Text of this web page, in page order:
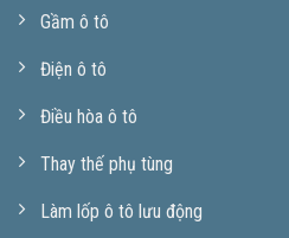
Gầm ô tô
Điện ô tô
Điều hòa ô tô
Thay thế phụ tùng
Làm lốp ô tô lưu động